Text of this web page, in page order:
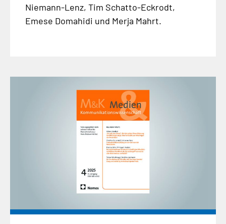
Niemann-Lenz, Tim Schatto-Eckrodt,
Emese Domahidi und Merja Mahrt.